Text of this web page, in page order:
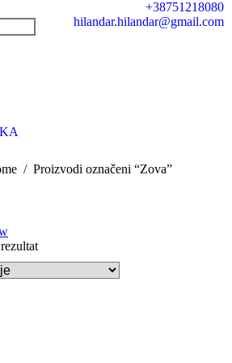
+38751218080
hilandar.hilandar@gmail.com
are here:Proizvodi označeni “Zova”